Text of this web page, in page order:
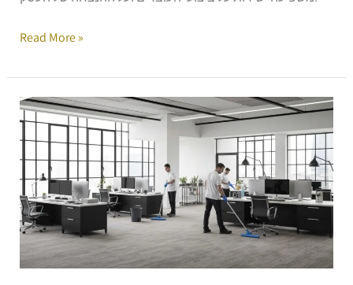
Read More »
סביבת
עבודה
השראה:
המדריך
למשרד
נקי
ופרודוקטיבי